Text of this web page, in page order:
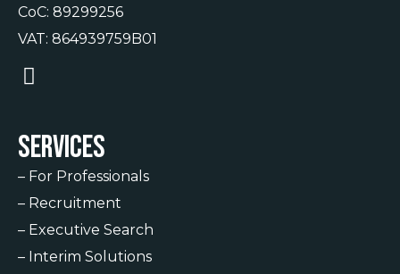
CoC: 89299256
VAT: 864939759B01
Services
– For Professionals
– Recruitment
– Executive Search
– Interim Solutions